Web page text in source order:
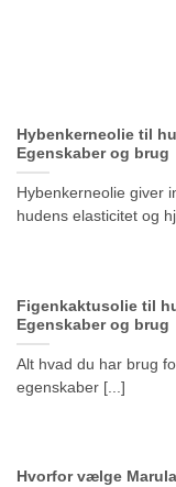
Hybenkerneolie til
Egenskaber og brug
Hybenkerneolie giver
hudens elasticitet og
Figenkaktusolie til
Egenskaber og brug
Alt hvad du har brug
egenskaber [...]
Hvorfor vælge